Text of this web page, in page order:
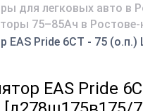
для легковых авто в
75–85Ач в
EAS Pride 6СТ - 75
EAS Pride